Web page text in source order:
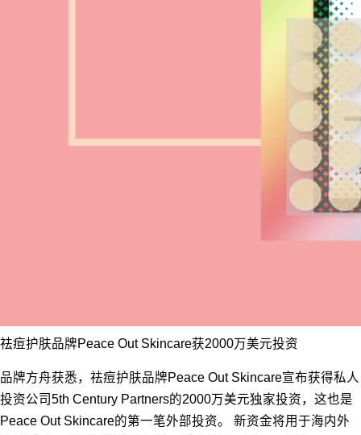
祛痘护肤品牌Peace Out Skincare获2000万美元投资
品牌方舟获悉，祛痘护肤品牌Peace Out Skincare宣布获得私人
投资公司5th Century Partners的2000万美元独家投资，这也是
Peace Out Skincare的第一笔外部投资。 新资金将用于海内外